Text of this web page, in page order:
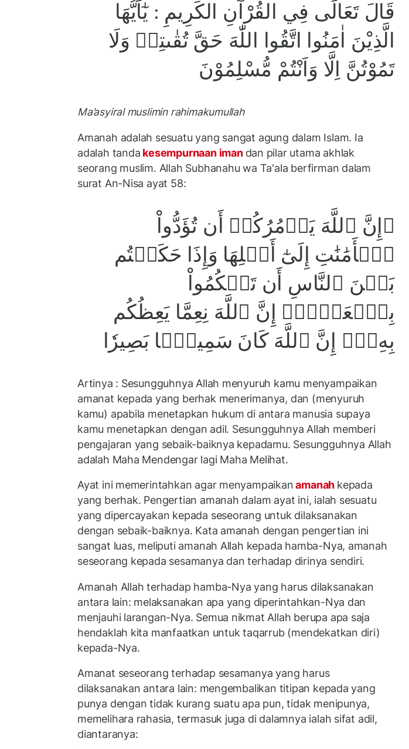
قَالَ تَعَالَى فِي القُرْآنِ الكَرِيمِ : يٰٓاَيُّهَا
الَّذِيْنَ اٰمَنُوا اتَّقُوا اللّٰهَ حَقَّ تُقٰىتِهٖ وَلَا
تَمُوْتُنَّ اِلَّا وَاَنْتُمْ مُّسْلِمُوْنَ
Ma’asyiral muslimin rahimakumullah
Amanah adalah sesuatu yang sangat agung dalam Islam. Ia
adalah tanda kesempurnaan iman dan pilar utama akhlak
seorang muslim. Allah Subhanahu wa Ta'ala berfirman dalam
surat An-Nisa ayat 58:
۞ إِنَّ ٱللَّهَ يَأۡمُرُكُمۡ أَن تُؤَدُّواْ
ٱلۡأَمَٰنَٰتِ إِلَىٰٓ أَهۡلِهَا وَإِذَا حَكَمۡتُم
بَيۡنَ ٱلنَّاسِ أَن تَحۡكُمُواْ
بِٱلۡعَدۡلِۚ إِنَّ ٱللَّهَ نِعِمَّا يَعِظُكُم
بِهِۦٓۗ إِنَّ ٱللَّهَ كَانَ سَمِيعَۢا بَصِيرٗا
Artinya : Sesungguhnya Allah menyuruh kamu menyampaikan
amanat kepada yang berhak menerimanya, dan (menyuruh
kamu) apabila menetapkan hukum di antara manusia supaya
kamu menetapkan dengan adil. Sesungguhnya Allah memberi
pengajaran yang sebaik-baiknya kepadamu. Sesungguhnya Allah
adalah Maha Mendengar lagi Maha Melihat.
Ayat ini memerintahkan agar menyampaikanamanah kepada
yang berhak. Pengertian amanah dalam ayat ini, ialah sesuatu
yang dipercayakan kepada seseorang untuk dilaksanakan
dengan sebaik-baiknya. Kata amanah dengan pengertian ini
sangat luas, meliputi amanah Allah kepada hamba-Nya, amanah
seseorang kepada sesamanya dan terhadap dirinya sendiri.
Amanah Allah terhadap hamba-Nya yang harus dilaksanakan
antara lain: melaksanakan apa yang diperintahkan-Nya dan
menjauhi larangan-Nya. Semua nikmat Allah berupa apa saja
hendaklah kita manfaatkan untuk taqarrub (mendekatkan diri)
kepada-Nya.
Amanat seseorang terhadap sesamanya yang harus
dilaksanakan antara lain: mengembalikan titipan kepada yang
punya dengan tidak kurang suatu apa pun, tidak menipunya,
memelihara rahasia, termasuk juga di dalamnya ialah sifat adil,
diantaranya: